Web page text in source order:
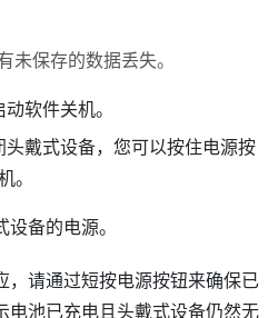
未保存的数据丢失。
软件关机。
戴式设备，您可以按住电源按
。
备的电源。
，请通过短按电源按钮来确保已
电池已充电且头戴式设备仍然无